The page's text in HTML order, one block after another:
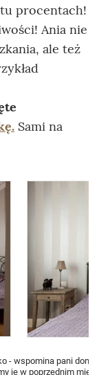
procentach!
Ania nie
ale też
. Sami na
wspomina pani
je w poprzednim